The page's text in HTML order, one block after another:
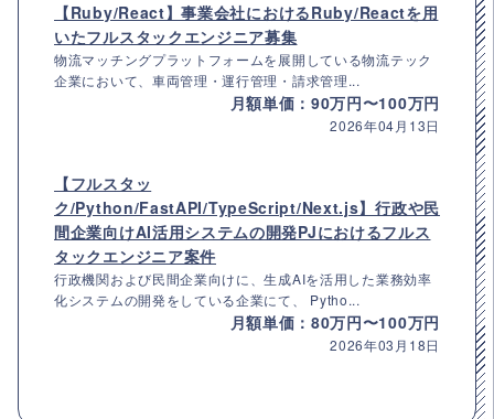
【Ruby/React】事業会社におけるRuby/Reactを用
いたフルスタックエンジニア募集
物流マッチングプラットフォームを展開している物流テック
企業において、車両管理・運行管理・請求管理...
月額単価：90万円〜100万円
2026年04月13日
【フルスタッ
ク/Python/FastAPI/TypeScript/Next.js】行政や民
間企業向けAI活用システムの開発PJにおけるフルス
タックエンジニア案件
行政機関および民間企業向けに、生成AIを活用した業務効率
化システムの開発をしている企業にて、 Pytho...
月額単価：80万円〜100万円
2026年03月18日